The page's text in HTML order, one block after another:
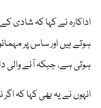
اداکارہ نے کہا کہ
ہوتے ہیں اور ساس پر
ہوتی ہے، جبکہ آنے والی
انہوں نے یہ بھی کہا کہ